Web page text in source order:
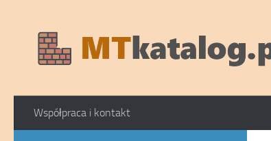
Współpraca i kontakt